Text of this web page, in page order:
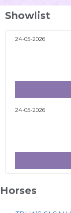
Showlist
24-05-2026
24-05-2026
Horses